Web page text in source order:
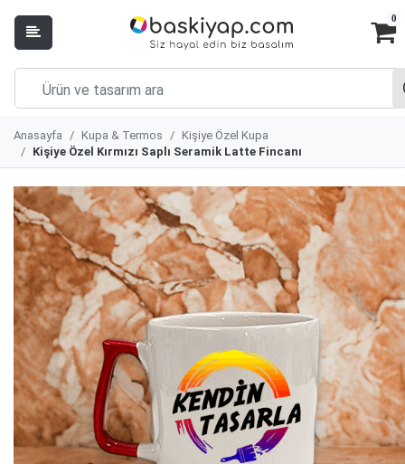
0
Anasayfa Kupa & Termos
Kişiye Özel Kupa
Kişiye Özel Kırmızı Saplı Seramik Latte Fincanı